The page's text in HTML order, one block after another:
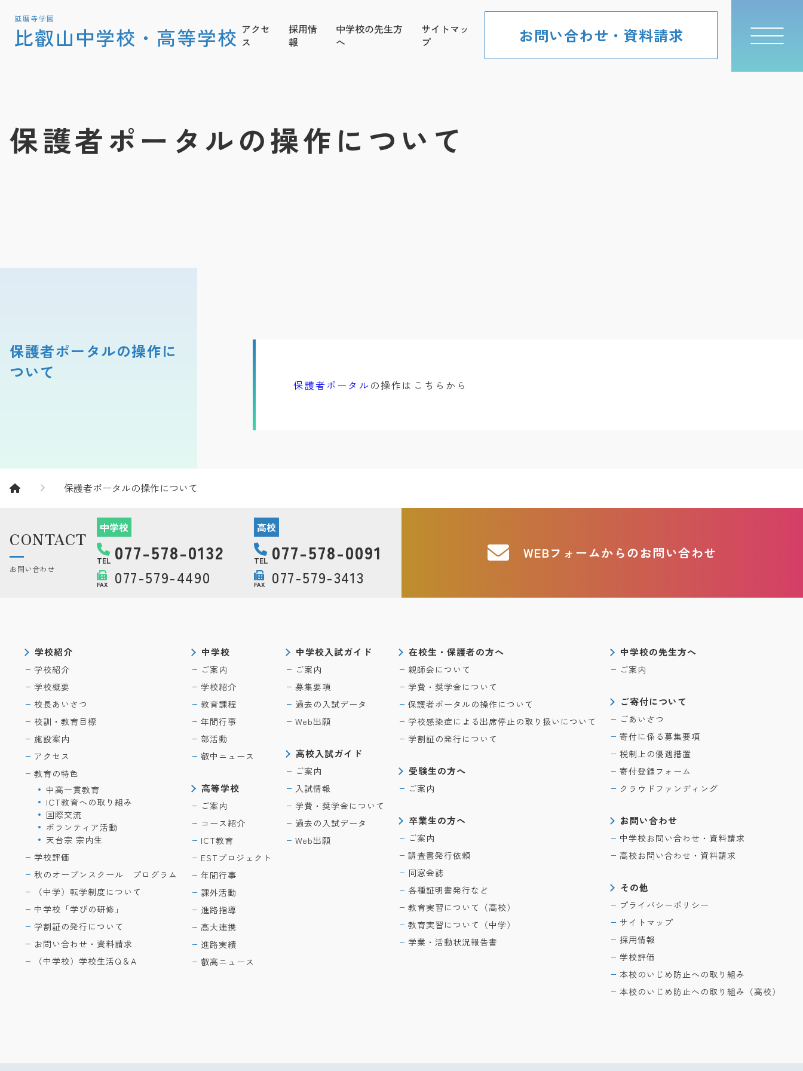
延暦寺学園
比叡山中学校・高等学校 アクセ
ス
採用情
報
中学校の先生方
へ
サイトマッ
プ
お問い合わせ・資料請求
保護者ポータルの操作について
保護者ポータルの操作に
ついて
保護者ポータル の操作はこちらから
保護者ポータルの操作について
CONTACT
お問い合わせ
中学校
TEL 077-578-0132
FAX 077-579-4490
高校
TEL 077-578-0091
FAX 077-579-3413
WEBフォームからのお問い合わせ
学校紹介
学校紹介
学校概要
校長あいさつ
校訓・教育目標
施設案内
アクセス
教育の特色
中高一貫教育
ICT教育への取り組み
国際交流
ボランティア活動
天台宗 宗内生
学校評価
秋のオープンスクール プログラム
（中学）転学制度について
中学校「学びの研修」
学割証の発行について
お問い合わせ・資料請求
（中学校）学校生活Q＆A
中学校
ご案内
学校紹介
教育課程
年間行事
部活動
叡中ニュース
高等学校
ご案内
コース紹介
ICT教育
ESTプロジェクト
年間行事
課外活動
進路指導
高大連携
進路実績
叡高ニュース
中学校入試ガイド
ご案内
募集要項
過去の入試データ
Web出願
高校入試ガイド
ご案内
入試情報
学費・奨学金について
過去の入試データ
Web出願
在校生・保護者の方へ
親師会について
学費・奨学金について
保護者ポータルの操作について
学校感染症による出席停止の取り扱いについて
学割証の発行について
受験生の方へ
ご案内
卒業生の方へ
ご案内
調査書発行依頼
同窓会誌
各種証明書発行など
教育実習について（高校）
教育実習について（中学）
学業・活動状況報告書
中学校の先生方へ
ご案内
ご寄付について
ごあいさつ
寄付に係る募集要項
税制上の優遇措置
寄付登録フォーム
クラウドファンディング
お問い合わせ
中学校お問い合わせ・資料請求
高校お問い合わせ・資料請求
その他
プライバシーポリシー
サイトマップ
採用情報
学校評価
本校のいじめ防止への取り組み
本校のいじめ防止への取り組み（高校）